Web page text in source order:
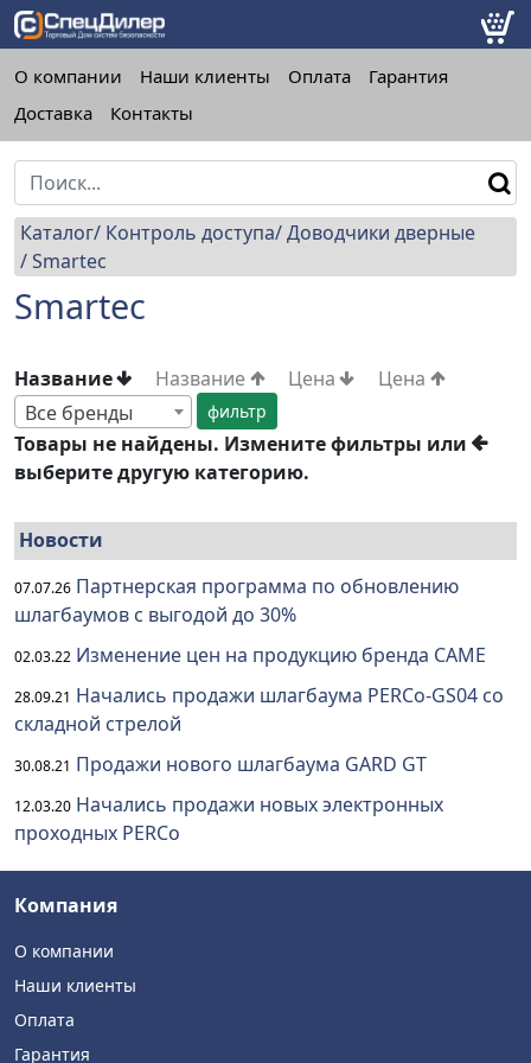
О компании Наши клиенты Оплата
Гарантия
Доставка
Контакты
Каталог Контроль доступа Доводчики дверные
Smartec
Smartec
Название Название Цена
Цена
Все бренды
Товары не найдены. Измените фильтры или
выберите другую категорию.
Новости
07.07.26 Партнерская программа по обновлению
шлагбаумов с выгодой до 30%
02.03.22 Изменение цен на продукцию бренда CAME
28.09.21 Начались продажи шлагбаума PERCo-GS04 со
складной стрелой
30.08.21 Продажи нового шлагбаума GARD GT
12.03.20 Начались продажи новых электронных
проходных PERCo
Компания
О компании
Наши клиенты
Оплата
Гарантия